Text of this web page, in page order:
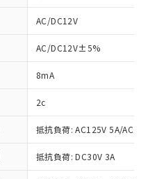
AC/DC12V
AC/DC12V±5%
8mA
2c
抵抗負荷: AC125V 5A/
抵抗負荷: DC30V 3A